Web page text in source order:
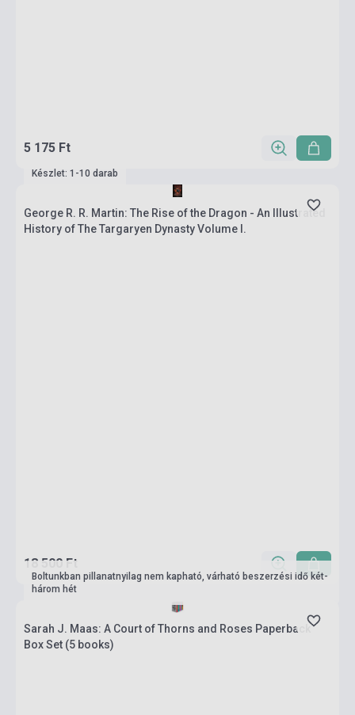
5 175 Ft
Készlet: 1-10 darab
George R. R. Martin: The Rise of the Dragon - An Illustrated
History of The Targaryen Dynasty Volume I.
18 500 Ft
Boltunkban pillanatnyilag nem kapható, várható beszerzési idő két-
három hét
Sarah J. Maas: A Court of Thorns and Roses Paperback
Box Set (5 books)